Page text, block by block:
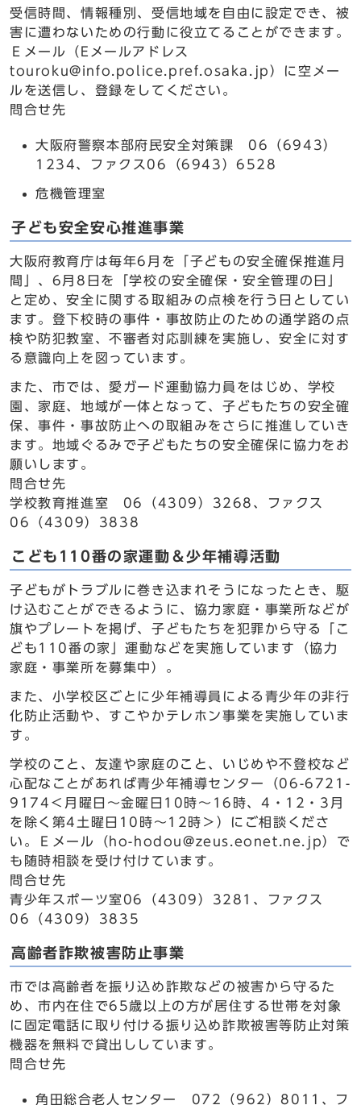
受信時間、情報種別、受信地域を自由に設定でき、被
害に遭わないための行動に役立てることができます。
Ｅメール（Eメールアドレス
touroku@info.police.pref.osaka.jp）に空メー
ルを送信し、登録をしてください。
問合せ先
大阪府警察本部府民安全対策課 06（6943）
1234、ファクス06（6943）6528
危機管理室
子ども安全安心推進事業
大阪府教育庁は毎年6月を「子どもの安全確保推進月
間」、6月8日を「学校の安全確保・安全管理の日」
と定め、安全に関する取組みの点検を行う日としてい
ます。登下校時の事件・事故防止のための通学路の点
検や防犯教室、不審者対応訓練を実施し、安全に対す
る意識向上を図っています。
また、市では、愛ガード運動協力員をはじめ、学校
園、家庭、地域が一体となって、子どもたちの安全確
保、事件・事故防止への取組みをさらに推進していき
ます。地域ぐるみで子どもたちの安全確保に協力をお
願いします。
問合せ先
学校教育推進室 06（4309）3268、ファクス
06（4309）3838
こども110番の家運動＆少年補導活動
子どもがトラブルに巻き込まれそうになったとき、駆
け込むことができるように、協力家庭・事業所などが
旗やプレートを掲げ、子どもたちを犯罪から守る「こ
ども110番の家」運動などを実施しています（協力
家庭・事業所を募集中）。
また、小学校区ごとに少年補導員による青少年の非行
化防止活動や、すこやかテレホン事業を実施していま
す。
学校のこと、友達や家庭のこと、いじめや不登校など
心配なことがあれば青少年補導センター（06-6721-
9174＜月曜日～金曜日10時～16時、4・12・3月
を除く第4土曜日10時～12時＞）にご相談くださ
い。Ｅメール（ho-hodou@zeus.eonet.ne.jp）で
も随時相談を受け付けています。
問合せ先
青少年スポーツ室06（4309）3281、ファクス
06（4309）3835
高齢者詐欺被害防止事業
市では高齢者を振り込め詐欺などの被害から守るた
め、市内在住で65歳以上の方が居住する世帯を対象
に固定電話に取り付ける振り込め詐欺被害等防止対策
機器を無料で貸出ししています。
問合せ先
角田総合老人センター 072（962）8011、フ